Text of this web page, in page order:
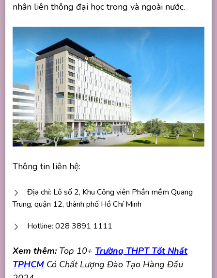
nhân liên thông đại học trong và ngoài nước.
Thông tin liên hệ:
Địa chỉ: Lô số 2, Khu Công viên Phần mềm Quang
Trung, quận 12, thành phố Hồ Chí Minh
Hotline: 028 3891 1111
Xem thêm: Top 10+ Trường THPT Tốt Nhất
TPHCM Có Chất Lượng Đào Tạo Hàng Đầu